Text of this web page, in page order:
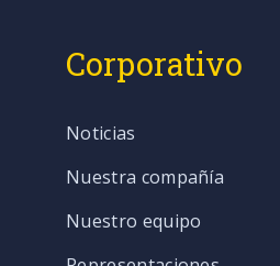
Corporativo
Noticias
Nuestra compañía
Nuestro equipo